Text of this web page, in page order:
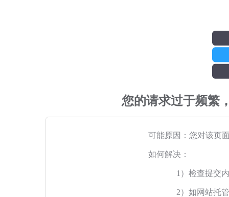
您的请求过于频繁
可能原因：您对该页
如何解决：
1）检查提交
2）如网站托